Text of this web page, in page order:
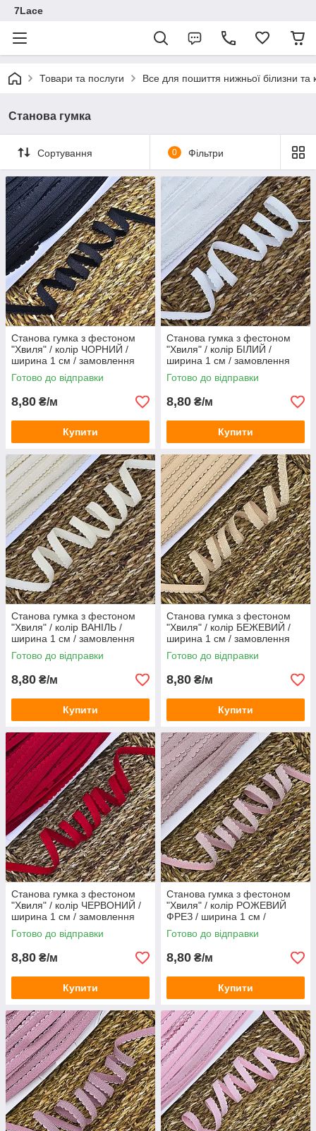
7Lace
Товари та послуги Все для пошиття нижньої білизни та
Станова гумка
Сортування 0 Фільтри
Станова гумка з фестоном
"Хвиля" / колір ЧОРНИЙ /
ширина 1 см / замовлення
від 1 метра
Готово до відправки
8,80 ₴/м
Купити
Станова гумка з фестоном
"Хвиля" / колір БІЛИЙ /
ширина 1 см / замовлення
від 1 метра
Готово до відправки
8,80 ₴/м
Купити
Станова гумка з фестоном
"Хвиля" / колір ВАНІЛЬ /
ширина 1 см / замовлення
від 1 метра
Готово до відправки
8,80 ₴/м
Купити
Станова гумка з фестоном
"Хвиля" / колір БЕЖЕВИЙ /
ширина 1 см / замовлення
від 1 метра
Готово до відправки
8,80 ₴/м
Купити
Станова гумка з фестоном
"Хвиля" / колір ЧЕРВОНИЙ /
ширина 1 см / замовлення
від 1 метра
Готово до відправки
8,80 ₴/м
Купити
Станова гумка з фестоном
"Хвиля" / колір РОЖЕВИЙ
ФРЕЗ / ширина 1 см /
замовлення від 1 метра
Готово до відправки
8,80 ₴/м
Купити